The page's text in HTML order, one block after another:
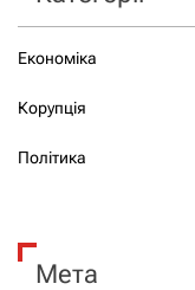
Економіка
Корупція
Політика
Мета